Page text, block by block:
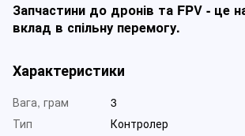
Запчастини до дронів та FPV - це
вклад в спільну перемогу.
Характеристики
Вага, грам
3
Тип
Контролер